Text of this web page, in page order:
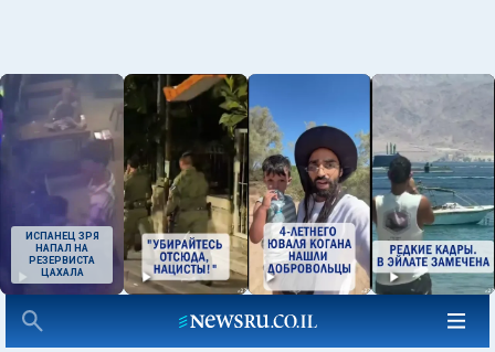
ИСПАНЕЦ ЗРЯ
НАПАЛ НА
РЕЗЕРВИСТА
ЦАХАЛА